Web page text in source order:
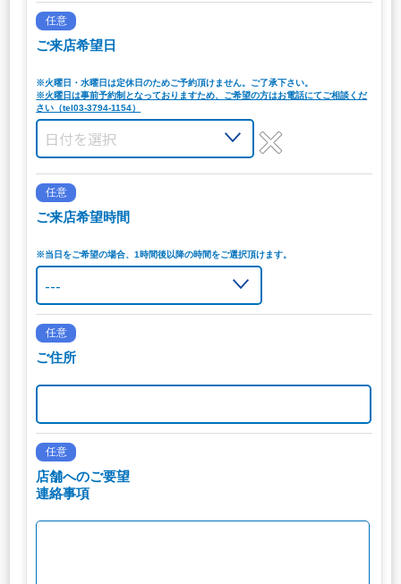
任意
ご来店希望日
※火曜日・水曜日は定休日のためご予約頂けません。ご了承下さい。
※火曜日は事前予約制となっておりますため、ご希望の方はお電話にてご相談くだ
さい（tel03-3794-1154）
任意
ご来店希望時間
※当日をご希望の場合、1時間後以降の時間をご選択頂けます。
任意
ご住所
任意
店舗へのご要望
連絡事項